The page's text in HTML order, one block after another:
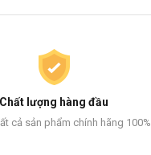
Chất lượng hàng đầu
cả sản phẩm chính hãng 100%